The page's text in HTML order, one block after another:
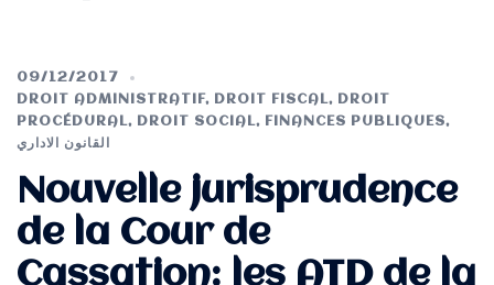
09/12/2017
DROIT ADMINISTRATIF, DROIT FISCAL,
DROIT
PROCÉDURAL, DROIT SOCIAL, FINANCES PUBLIQUES,
القانون الاداري
Nouvelle jurisprudence
de la Cour de
Cassation: les ATD de la